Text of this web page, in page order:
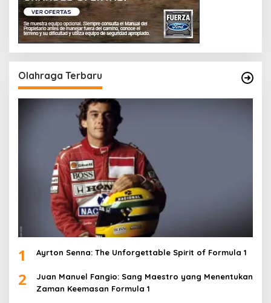
Olahraga Terbaru
1 Ayrton Senna: The Unforgettable Spirit of Formula 1
2
Juan Manuel Fangio: Sang Maestro yang Menentukan
Zaman Keemasan Formula 1